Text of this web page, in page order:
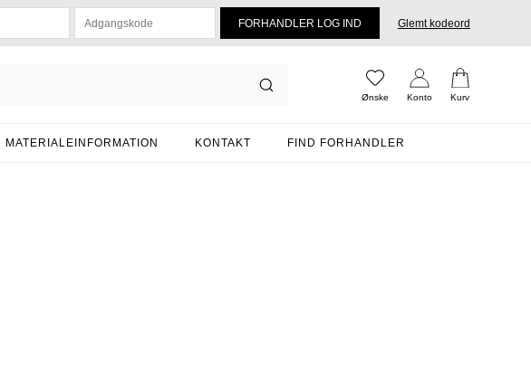
Glemt kodeord
Ønske Konto Kurv
MATERIALEINFORMATION KONTAKT FIND FORHANDLER